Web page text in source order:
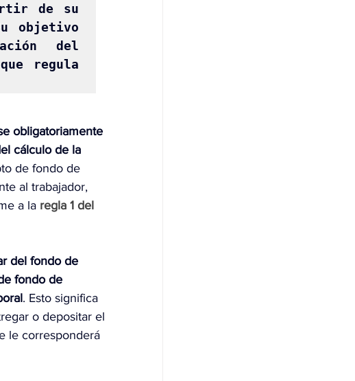
de su
objetivo
del
regula
obligatoriamente
cálculo de la
de fondo de
al trabajador,
a la regla 1 del
del fondo de
fondo de
. Esto significa
o depositar el
le corresponderá